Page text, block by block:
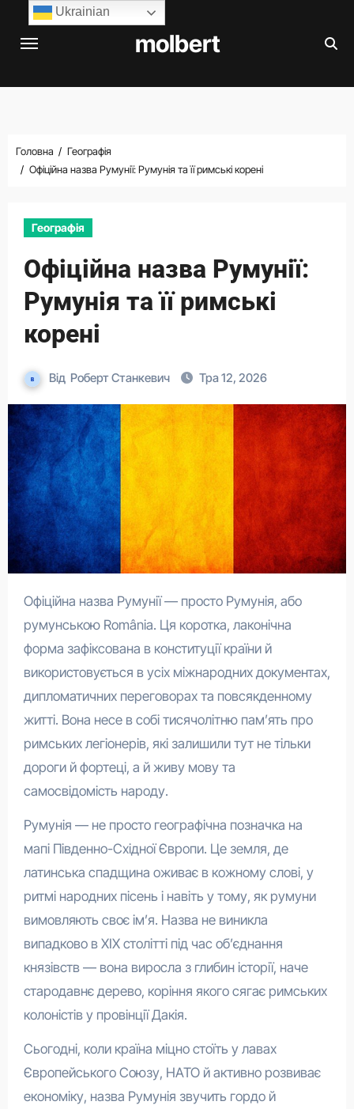
Перейти
molbert
Головна
Географія
Офіційна назва Румунії: Румунія та її римські корені
Географія
Офіційна назва Румунії:
Румунія та її римські
корені
Від Роберт Станкевич Тра 12, 2026
Офіційна назва Румунії — просто Румунія, або
румунською România. Ця коротка, лаконічна
форма зафіксована в конституції країни й
використовується в усіх міжнародних документах,
дипломатичних переговорах та повсякденному
житті. Вона несе в собі тисячолітню пам’ять про
римських легіонерів, які залишили тут не тільки
дороги й фортеці, а й живу мову та
самосвідомість народу.
Румунія — не просто географічна позначка на
мапі Південно-Східної Європи. Це земля, де
латинська спадщина оживає в кожному слові, у
ритмі народних пісень і навіть у тому, як румуни
вимовляють своє ім’я. Назва не виникла
випадково в XIX столітті під час об’єднання
князівств — вона виросла з глибин історії, наче
стародавнє дерево, коріння якого сягає римських
колоністів у провінції Дакія.
Сьогодні, коли країна міцно стоїть у лавах
Європейського Союзу, НАТО й активно розвиває
економіку, назва Румунія звучить гордо й
Ukrainian